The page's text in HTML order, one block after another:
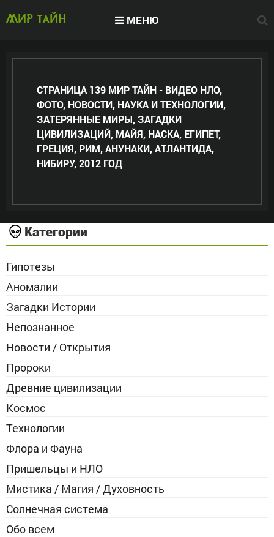
МИР тайн МЕНЮ
СТРАНИЦА 139 МИР ТАЙН - ВИДЕО НЛО,
ФОТО, НОВОСТИ, НАУКА И ТЕХНОЛОГИИ,
ЗАТЕРЯННЫЕ МИРЫ, ЗАГАДКИ
ЦИВИЛИЗАЦИЙ, МАЙЯ, НАСКА, ЕГИПЕТ,
ГРЕЦИЯ, РИМ, АНУНАКИ, АТЛАНТИДА,
НИБИРУ, 2012 ГОД
Категории
Гипотезы
Аномалии
Загадки Истории
Непознанное
Новости / Открытия
Пророки
Древние цивилизации
Космос
Технологии
Флора и Фауна
Пришельцы и НЛО
Мистика / Магия / Духовность
Солнечная система
Обо всем